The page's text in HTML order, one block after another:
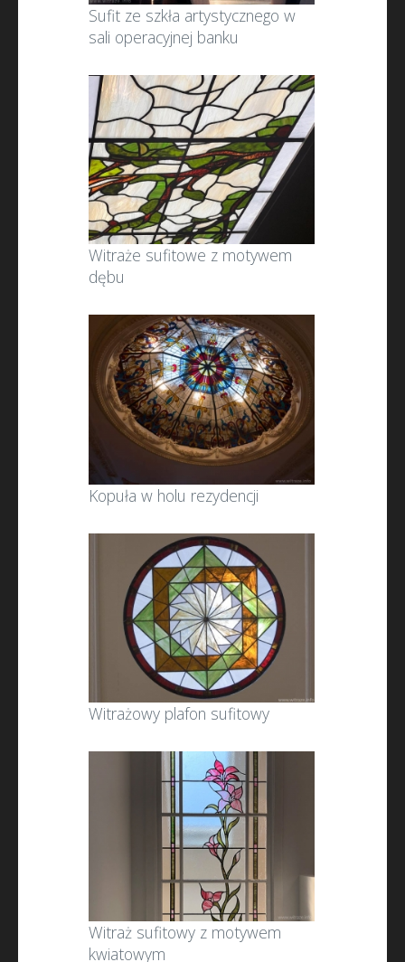
Sufit ze szkła artystycznego w
sali operacyjnej banku
Witraże sufitowe z motywem
dębu
Kopuła w holu rezydencji
Witrażowy plafon sufitowy
Witraż sufitowy z motywem
kwiatowym